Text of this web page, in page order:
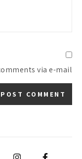
via e-mail